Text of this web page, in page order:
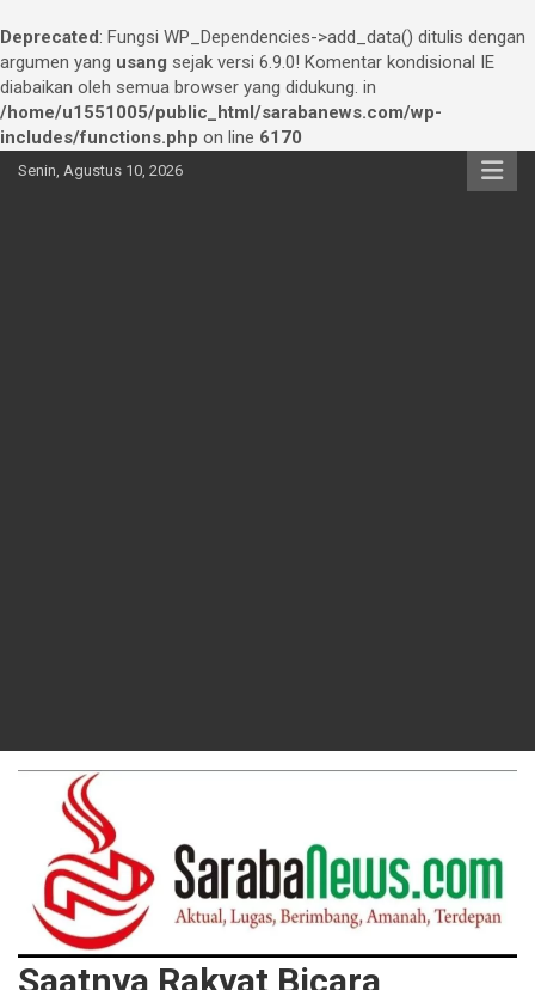
Deprecated: Fungsi WP_Dependencies->add_data() ditulis dengan
argumen yang usang sejak versi 6.9.0! Komentar kondisional IE
diabaikan oleh semua browser yang didukung. in
/home/u1551005/public_html/sarabanews.com/wp-
includes/functions.php on line 6170
SkipSenin, Agustus 10, 2026
Saatnya Rakyat Bicara